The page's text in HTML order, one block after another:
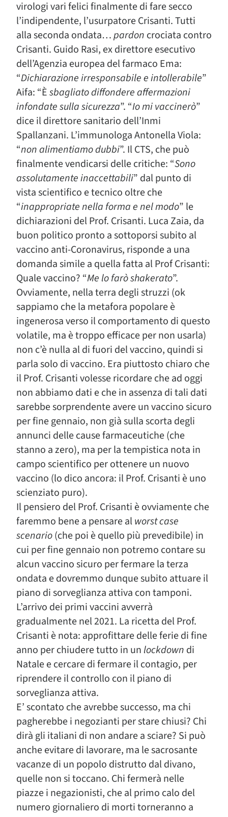
virologi vari felici finalmente di fare secco
l’indipendente, l’usurpatore Crisanti. Tutti
alla seconda ondata…pardon crociata contro
Crisanti. Guido Rasi, ex direttore esecutivo
dell’Agenzia europea del farmaco Ema:
“Dichiarazione irresponsabile e intollerabile”
Aifa: “Èsbagliato diffondere affermazioni
infondate sulla sicurezza”. “Io mi vaccinerò”
dice il direttore sanitario dell’Inmi
Spallanzani. L’immunologa Antonella Viola:
“non alimentiamo dubbi”. Il CTS, che può
finalmente vendicarsi delle critiche: “Sono
assolutamente inaccettabili” dal punto di
vista scientifico e tecnico oltre che
“inappropriate nella forma e nel modo” le
dichiarazioni del Prof. Crisanti. Luca Zaia, da
buon politico pronto a sottoporsi subito al
vaccino anti-Coronavirus, risponde a una
domanda simile a quella fatta al Prof Crisanti:
Quale vaccino? “Me lo farò shakerato”.
Ovviamente, nella terra degli struzzi (ok
sappiamo che la metafora popolare è
ingenerosa verso il comportamento di questo
volatile, ma è troppo efficace per non usarla)
non c’è nulla al di fuori del vaccino, quindi si
parla solo di vaccino. Era piuttosto chiaro che
il Prof. Crisanti volesse ricordare che ad oggi
non abbiamo dati e che in assenza di tali dati
sarebbe sorprendente avere un vaccino sicuro
per fine gennaio, non già sulla scorta degli
annunci delle cause farmaceutiche (che
stanno a zero), ma per la tempistica nota in
campo scientifico per ottenere un nuovo
vaccino (lo dico ancora: il Prof. Crisanti è uno
scienziato puro).
Il pensiero del Prof. Crisanti è ovviamente che
faremmo bene a pensare alworst case
scenario(che poi è quello più prevedibile) in
cui per fine gennaio non potremo contare su
alcun vaccino sicuro per fermare la terza
ondata e dovremmo dunque subito attuare il
piano di sorveglianza attiva con tamponi.
L’arrivo dei primi vaccini avverrà
gradualmente nel 2021. La ricetta del Prof.
Crisanti è nota: approfittare delle ferie di fine
anno per chiudere tutto in un lockdown di
Natale e cercare di fermare il contagio, per
riprendere il controllo con il piano di
sorveglianza attiva.
E’ scontato che avrebbe successo, ma chi
pagherebbe i negozianti per stare chiusi? Chi
dirà gli italiani di non andare a sciare? Si può
anche evitare di lavorare, ma le sacrosante
vacanze di un popolo distrutto dal divano,
quelle non si toccano. Chi fermerà nelle
piazze i negazionisti, che al primo calo del
numero giornaliero di morti torneranno a